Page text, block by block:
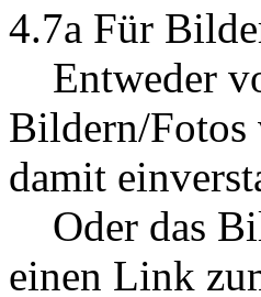
4.7a Für
Entweder
Bildern/Fotos
damit
Oder das
einen Link